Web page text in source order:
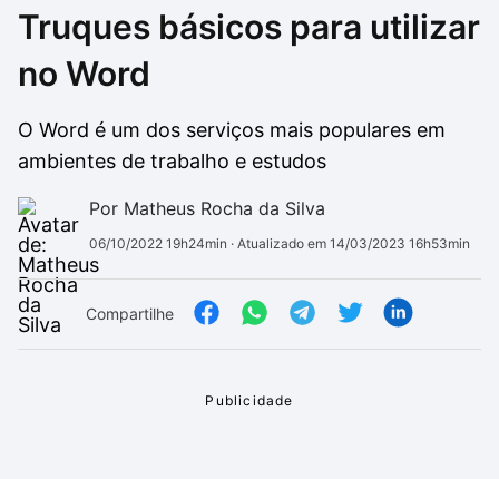
Drivers
Outros
Truques básicos para utilizar
no Word
O Word é um dos serviços mais populares em
ambientes de trabalho e estudos
Por Matheus Rocha da Silva
06/10/2022 19h24min · Atualizado em 14/03/2023 16h53min
Compartilhe